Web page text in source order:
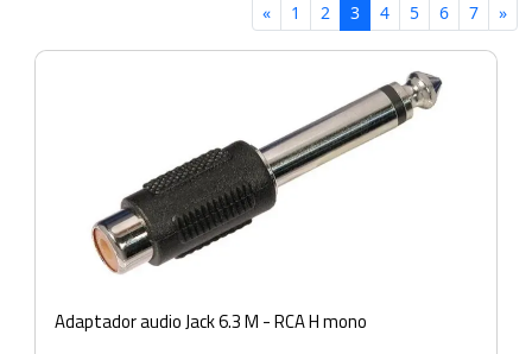
« 1 2 3 4 5 6 7 »
Adaptador audio Jack 6.3 M - RCA H mono